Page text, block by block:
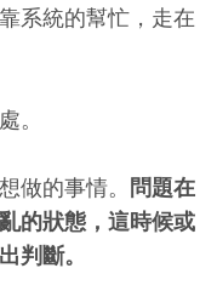
系統的幫忙，走在
。
做的事情。 問題在
的狀態，這時候或
判斷。